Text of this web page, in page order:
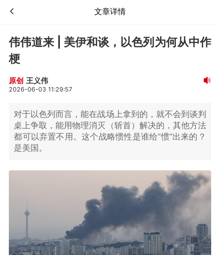
文章详情
伟伟道来 | 美伊和谈，以色列为何从中作
梗
原创 王义伟
2026-06-03 11:29:57
对于以色列而言，能在战场上拿到的，就不会到谈判
桌上争取，能用物理消灭（斩首）解决的，其他方法
都可以弃置不用。这个战略惯性是谁给“惯”出来的？
是美国。